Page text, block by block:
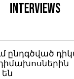
Interviews
ընդգծված